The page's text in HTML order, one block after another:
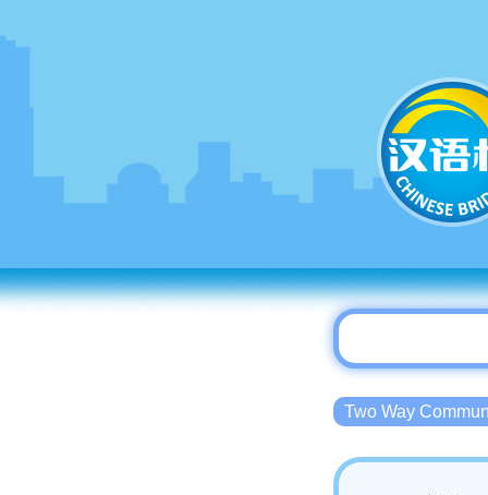
Two Way